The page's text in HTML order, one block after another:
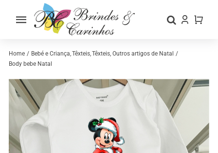
Toggle
Home
Loja
Categorias
Home Bebé e Criança Têxteis Têxteis Outros artigos de Natal
Body bebe Natal